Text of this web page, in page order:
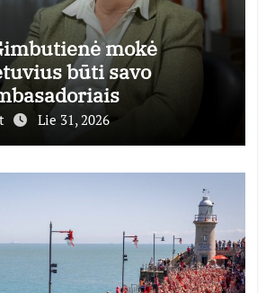
mokė
būti savo
Lie 31, 2026